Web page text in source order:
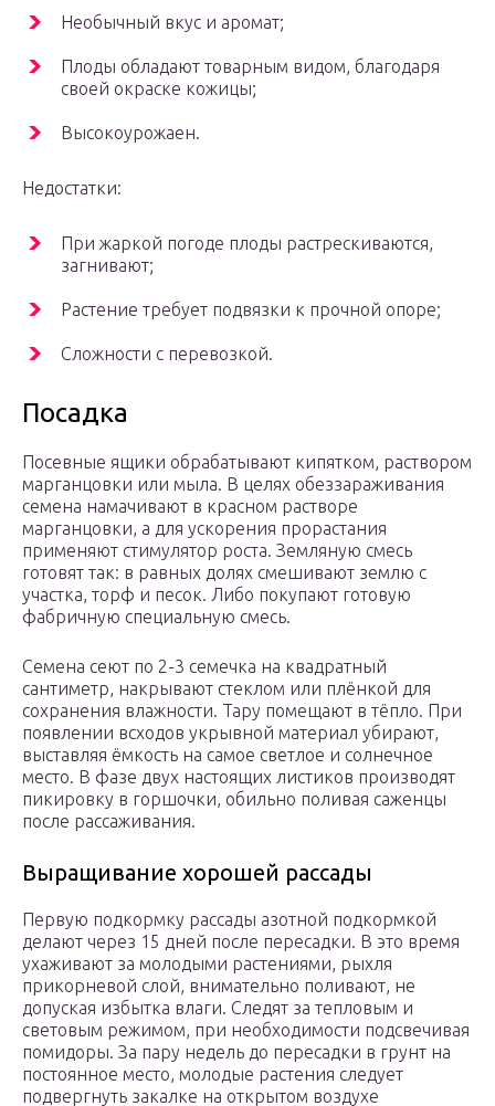
Необычный вкус и аромат;
Плоды обладают товарным видом, благодаря
своей окраске кожицы;
Высокоурожаен.
Недостатки:
При жаркой погоде плоды растрескиваются,
загнивают;
Растение требует подвязки к прочной опоре;
Сложности с перевозкой.
Посадка
Посевные ящики обрабатывают кипятком, раствором
марганцовки или мыла. В целях обеззараживания
семена намачивают в красном растворе
марганцовки, а для ускорения прорастания
применяют стимулятор роста. Земляную смесь
готовят так: в равных долях смешивают землю с
участка, торф и песок. Либо покупают готовую
фабричную специальную смесь.
Семена сеют по 2-3 семечка на квадратный
сантиметр, накрывают стеклом или плёнкой для
сохранения влажности. Тару помещают в тёпло. При
появлении всходов укрывной материал убирают,
выставляя ёмкость на самое светлое и солнечное
место. В фазе двух настоящих листиков производят
пикировку в горшочки, обильно поливая саженцы
после рассаживания.
Выращивание хорошей рассады
Первую подкормку рассады азотной подкормкой
делают через 15 дней после пересадки. В это время
ухаживают за молодыми растениями, рыхля
прикорневой слой, внимательно поливают, не
допуская избытка влаги. Следят за тепловым и
световым режимом, при необходимости подсвечивая
помидоры. За пару недель до пересадки в грунт на
постоянное место, молодые растения следует
подвергнуть закалке на открытом воздухе